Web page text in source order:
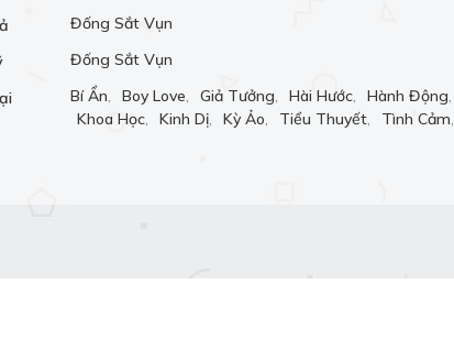
Đống Sắt Vụn
Đống Sắt Vụn
Bí Ẩn, Boy Love, Giả Tưởng, Hài Hước, Hành Động,
Khoa Học, Kinh Dị, Kỳ Ảo, Tiểu Thuyết, Tình Cảm,